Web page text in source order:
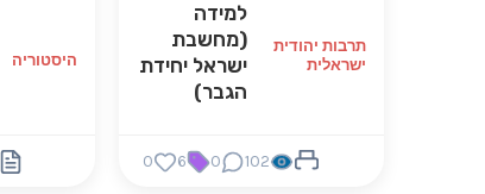
תרבות יהודית
ישראלית
למידה
(מחשבת
ישראל יחידת
הגבר)
102
0
6
0
היסטוריה